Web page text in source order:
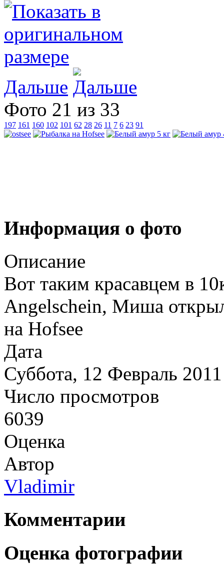
Дальше
Фото 21 из 33
197 161 160 102 101 62 28 26 11 7 6 23 91
Информация о фото
Описание
Вот таким красавцем в
Angelschein, Миша
на Hofsee
Дата
Суббота, 12 Февраль 2011
Число просмотров
6039
Оценка
Автор
Vladimir
Комментарии
Оценка фотографии